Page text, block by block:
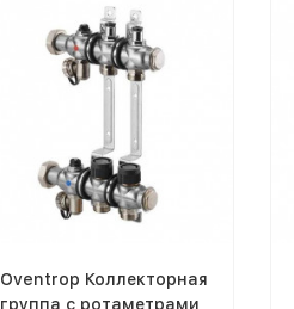
Oventrop Коллекторная
группа с ротаметрами